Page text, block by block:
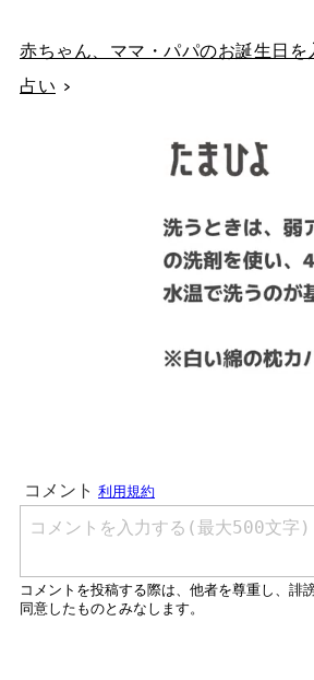
赤ちゃん、ママ・パパのお誕生日
占い